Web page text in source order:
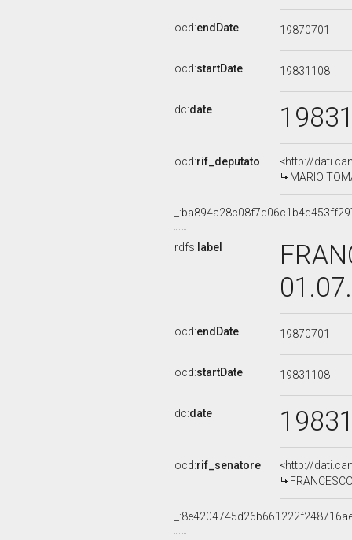
ocd:endDate 19870701
ocd:startDate 19831108
dc:date
ocd:rif_deputato
<http://
MARIO
rdfs: label
ocd:endDate 19870701
ocd:startDate 19831108
dc:date
ocd:rif_senatore
<http://